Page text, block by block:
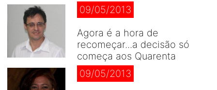
09/05/2013
Agora é a hora de
recomeçar...a decisão só
começa aos Quarenta
09/05/2013